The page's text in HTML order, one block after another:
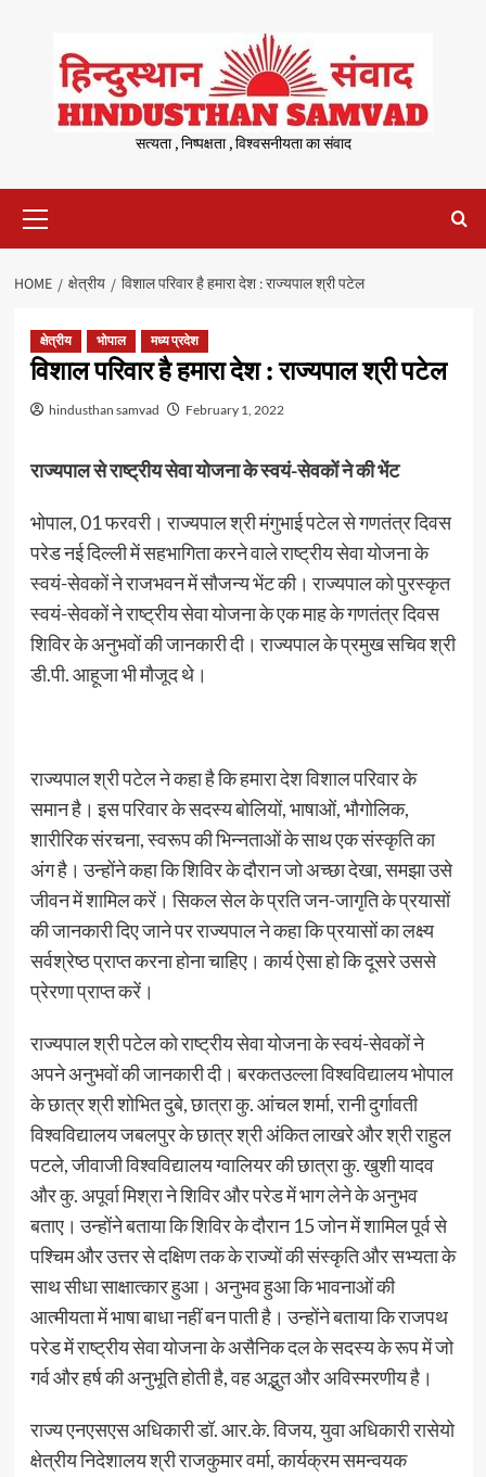
content
सत्यता , निष्पक्षता , विश्वसनीयता का संवाद
Menu
HOME क्षेत्रीय विशाल परिवार है हमारा देश : राज्यपाल श्री पटेल
क्षेत्रीय भोपाल मध्य प्रदेश
विशाल परिवार है हमारा देश : राज्यपाल श्री पटेल
hindusthan samvad February 1, 2022
राज्यपाल से राष्ट्रीय सेवा योजना के स्वयं-सेवकों ने की भेंट
भोपाल, 01 फरवरी। राज्यपाल श्री मंगुभाई पटेल से गणतंत्र दिवस
परेड नई दिल्ली में सहभागिता करने वाले राष्ट्रीय सेवा योजना के
स्वयं-सेवकों ने राजभवन में सौजन्य भेंट की। राज्यपाल को पुरस्कृत
स्वयं-सेवकों ने राष्ट्रीय सेवा योजना के एक माह के गणतंत्र दिवस
शिविर के अनुभवों की जानकारी दी। राज्यपाल के प्रमुख सचिव श्री
डी.पी. आहूजा भी मौजूद थे।
राज्यपाल श्री पटेल ने कहा है कि हमारा देश विशाल परिवार के
समान है। इस परिवार के सदस्य बोलियों, भाषाओं, भौगोलिक,
शारीरिक संरचना, स्वरूप की भिन्नताओं के साथ एक संस्कृति का
अंग है। उन्होंने कहा कि शिविर के दौरान जो अच्छा देखा, समझा उसे
जीवन में शामिल करें। सिकल सेल के प्रति जन-जागृति के प्रयासों
की जानकारी दिए जाने पर राज्यपाल ने कहा कि प्रयासों का लक्ष्य
सर्वश्रेष्ठ प्राप्त करना होना चाहिए। कार्य ऐसा हो कि दूसरे उससे
प्रेरणा प्राप्त करें।
राज्यपाल श्री पटेल को राष्ट्रीय सेवा योजना के स्वयं-सेवकों ने
अपने अनुभवों की जानकारी दी। बरकतउल्ला विश्वविद्यालय भोपाल
के छात्र श्री शोभित दुबे, छात्रा कु. आंचल शर्मा, रानी दुर्गावती
विश्वविद्यालय जबलपुर के छात्र श्री अंकित लाखरे और श्री राहुल
पटले, जीवाजी विश्वविद्यालय ग्वालियर की छात्रा कु. खुशी यादव
और कु. अपूर्वा मिश्रा ने शिविर और परेड में भाग लेने के अनुभव
बताए। उन्होंने बताया कि शिविर के दौरान 15 जोन में शामिल पूर्व से
पश्चिम और उत्तर से दक्षिण तक के राज्यों की संस्कृति और सभ्यता के
साथ सीधा साक्षात्कार हुआ। अनुभव हुआ कि भावनाओं की
आत्मीयता में भाषा बाधा नहीं बन पाती है। उन्होंने बताया कि राजपथ
परेड में राष्ट्रीय सेवा योजना के असैनिक दल के सदस्य के रूप में जो
गर्व और हर्ष की अनुभूति होती है, वह अद्भुत और अविस्मरणीय है।
राज्य एनएसएस अधिकारी डॉ. आर.के. विजय, युवा अधिकारी रासेयो
क्षेत्रीय निदेशालय श्री राजकुमार वर्मा, कार्यक्रम समन्वयक